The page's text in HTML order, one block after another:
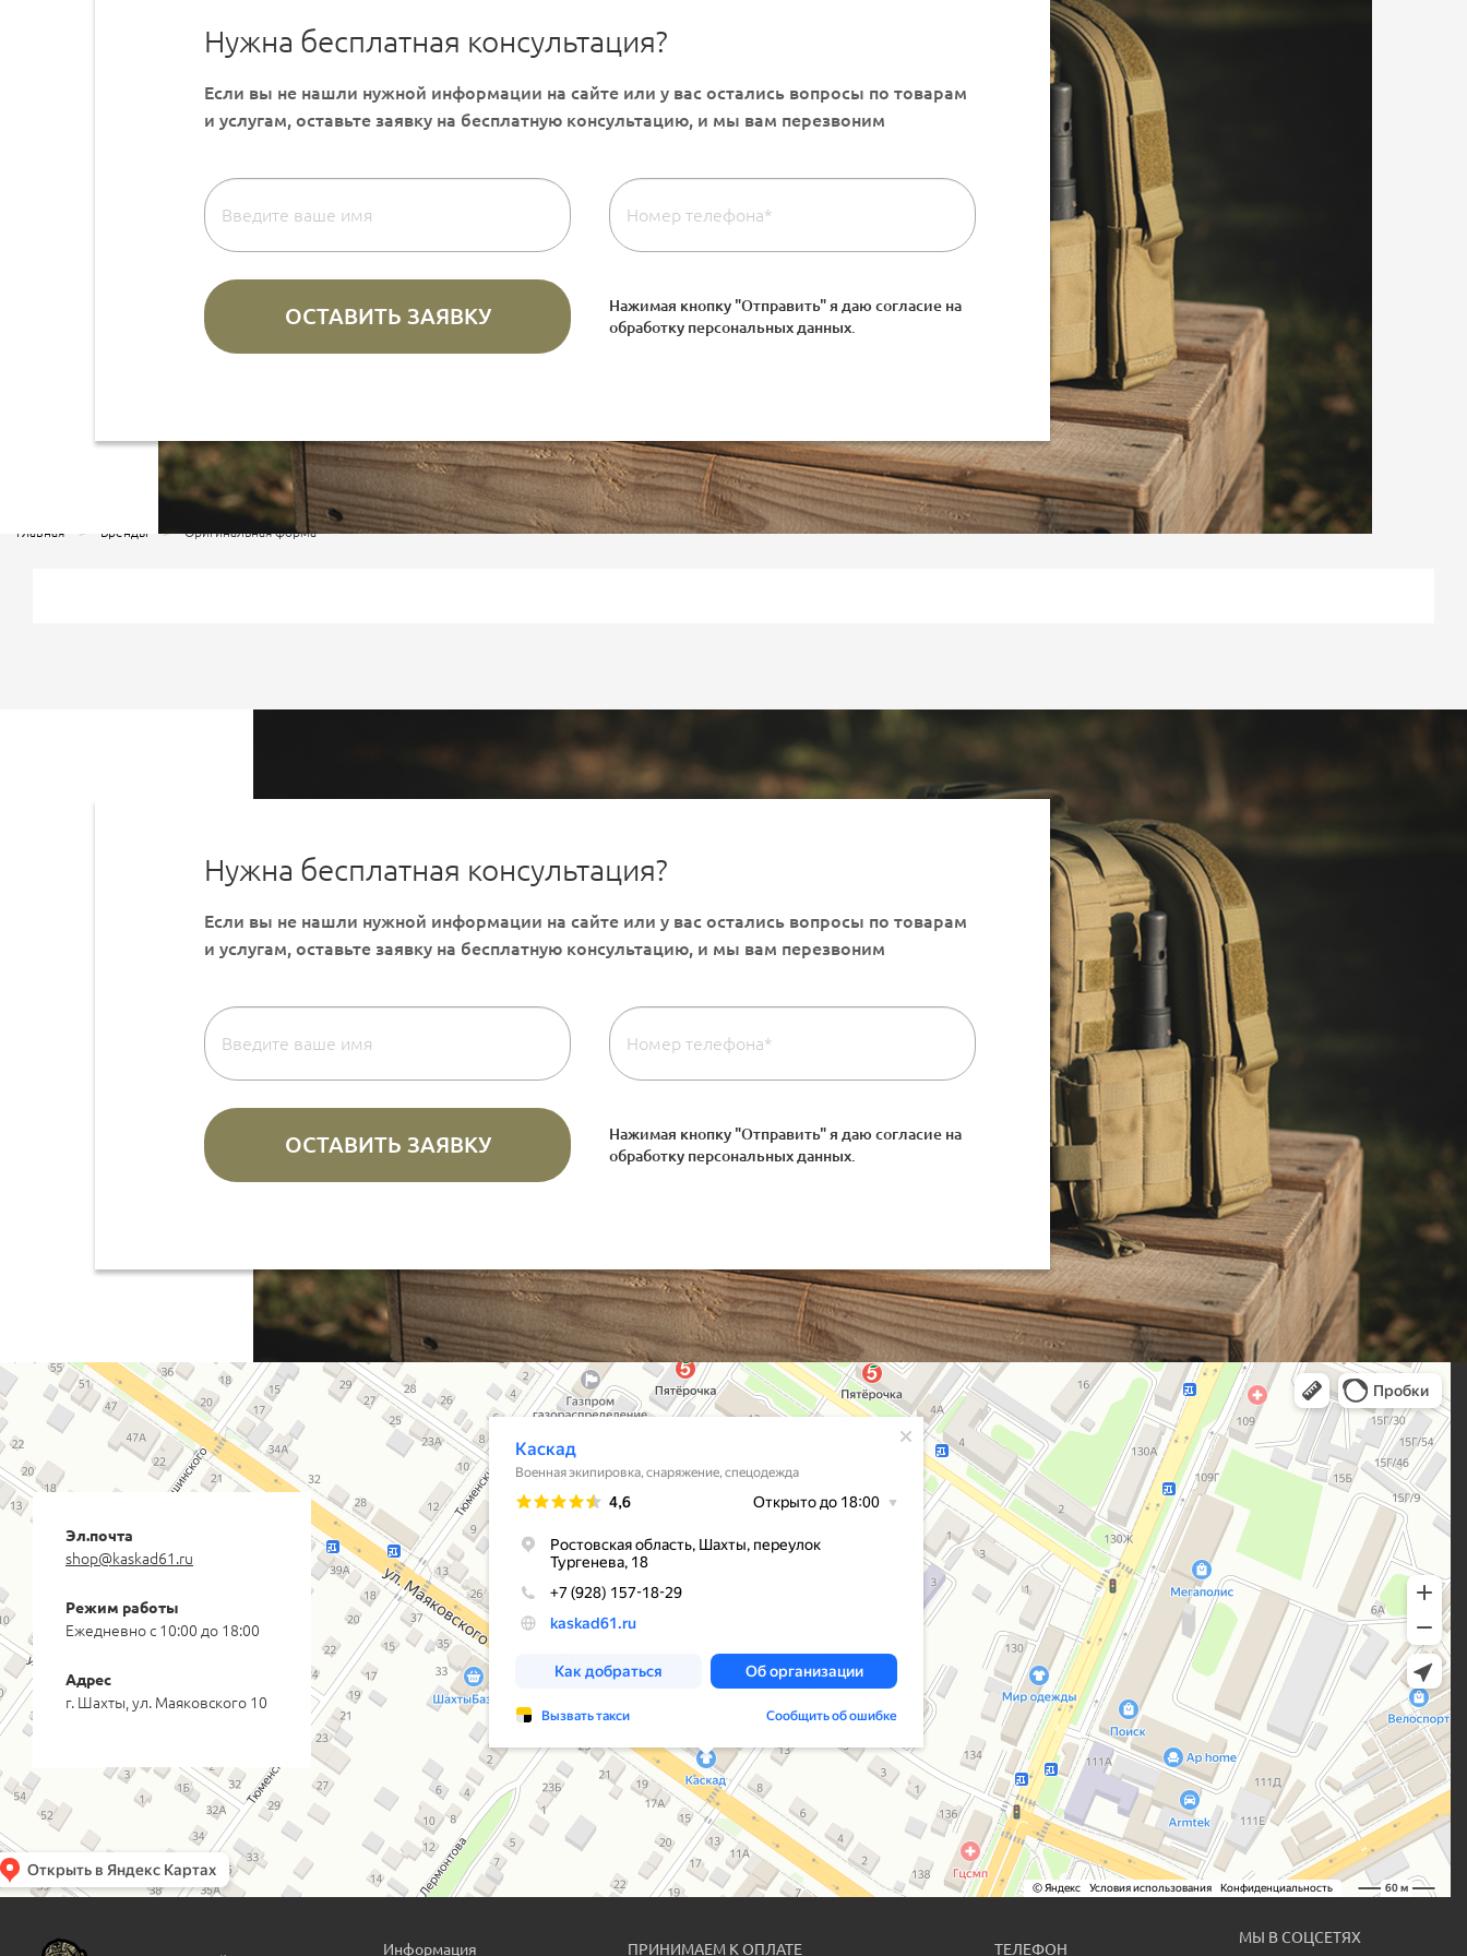
Нужна бесплатная консультация?
Нажимая кнопку "Отправить" я даю согласие на
обработку персональных данных
Главная Бренды Оригинальная форма
Нужна бесплатная консультация?
Нажимая кнопку "Отправить" я даю согласие на
обработку персональных данных
Эл.почта
shop@kaskad61.ru
Режим работы
Ежедневно с 10:00 до 18:00
Адрес
г. Шахты, ул. Маяковского 10
Информация ПРИНИМАЕМ К ОПЛАТЕ ТЕЛЕФОН
МЫ В СОЦСЕТЯХ